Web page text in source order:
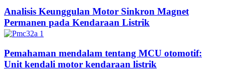
Analisis Keunggulan Motor Sinkron Magnet
Permanen pada Kendaraan Listrik
Pemahaman mendalam tentang MCU otomotif:
Unit kendali motor kendaraan listrik